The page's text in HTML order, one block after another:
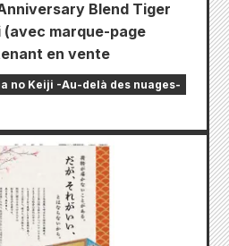
Blend Tiger
(avec marque-page
en vente
no Keiji -Au-delà des nuages-